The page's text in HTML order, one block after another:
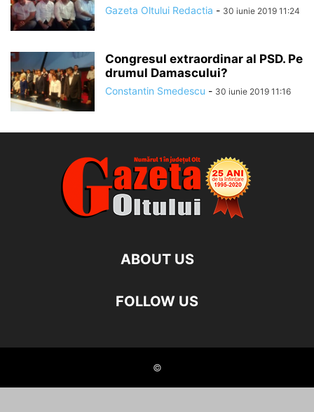
Gazeta Oltului Redactia - 30 iunie 2019 11:24
Congresul extraordinar al PSD. Pe
drumul Damascului?
Constantin Smedescu - 30 iunie 2019 11:16
ABOUT US
FOLLOW US
©